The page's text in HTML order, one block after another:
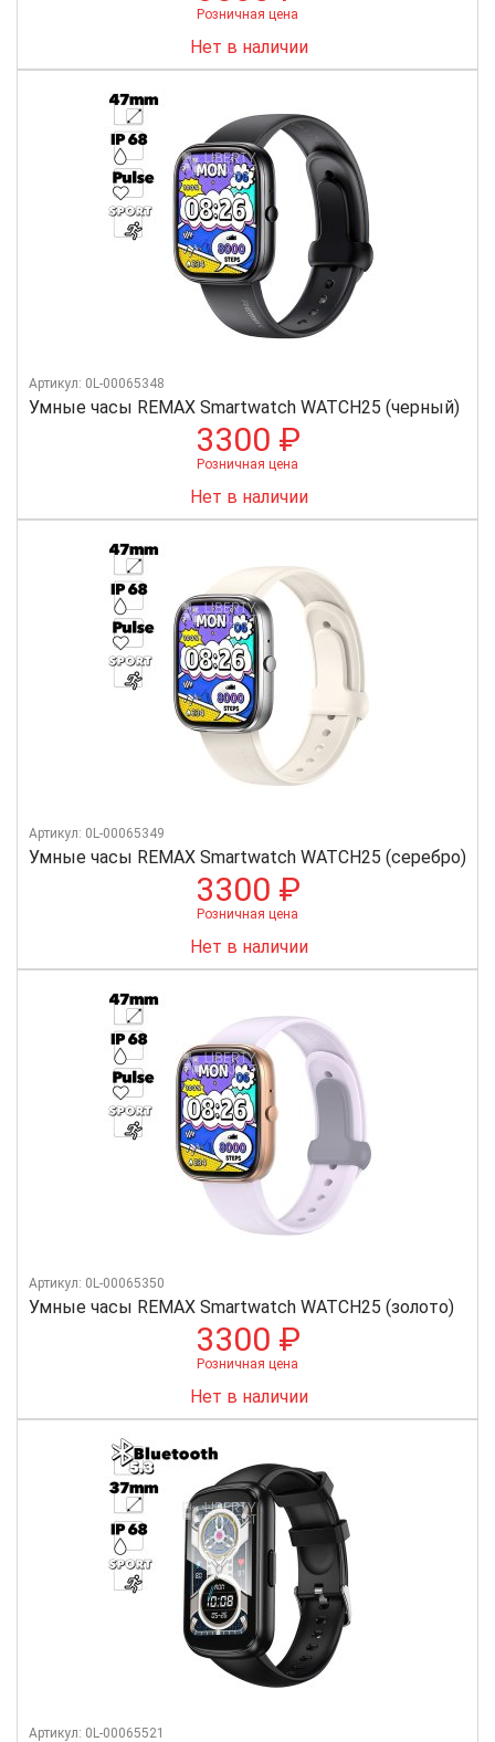
Розничная цена
Нет в наличии
Умные часы REMAX Smartwatch WATCH25 (черный)
Артикул: 0L-00065348
3300 ₽
Розничная цена
Нет в наличии
Умные часы REMAX Smartwatch WATCH25 (серебро)
Артикул: 0L-00065349
3300 ₽
Розничная цена
Нет в наличии
Умные часы REMAX Smartwatch WATCH25 (золото)
Артикул: 0L-00065350
3300 ₽
Розничная цена
Нет в наличии
Артикул: 0L-00065521